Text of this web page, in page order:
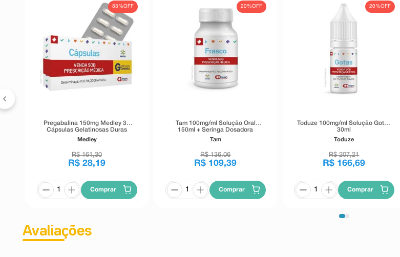
83%OFF
Pregabalina 150mg Medley 30
Cápsulas Gelatinosas Duras
Medley
R$ 161,30
R$ 28,19
Comprar
20%OFF
Tam 100mg/ml Solução Oral
150ml + Seringa Dosadora
Tam
R$ 136,06
R$ 109,39
Comprar
20%OFF
Toduze 100mg/ml Solução Gotas
30ml
Toduze
R$ 207,21
R$ 166,69
Comprar
Avaliações